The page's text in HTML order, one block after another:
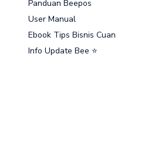
Panduan Beepos
User Manual
Ebook Tips Bisnis Cuan
Info Update Bee ⭐